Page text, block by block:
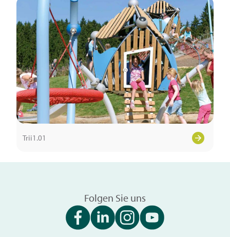
Trii1.01
Folgen Sie uns